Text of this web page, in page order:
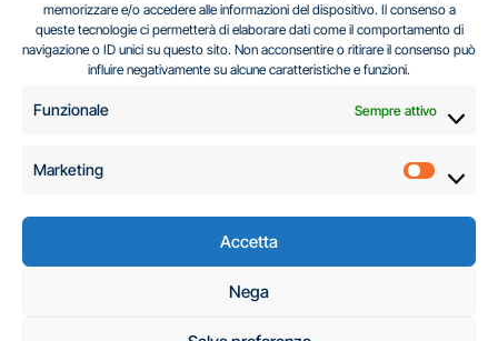
memorizzare e/o accedere alle informazioni del dispositivo. Il consenso a
queste tecnologie ci permetterà di elaborare dati come il comportamento di
navigazione o ID unici su questo sito. Non acconsentire o ritirare il consenso può
influire negativamente su alcune caratteristiche e funzioni.
Funzionale Sempre attivo
Marketing
Accetta
Nega
Centro Analisi e Studi Italus © Tutti i diritti riservati
C.A.S.I. – Centro
Analisi e Studi Italus